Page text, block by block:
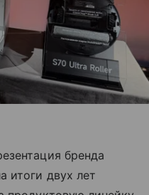
бренда
итоги двух лет